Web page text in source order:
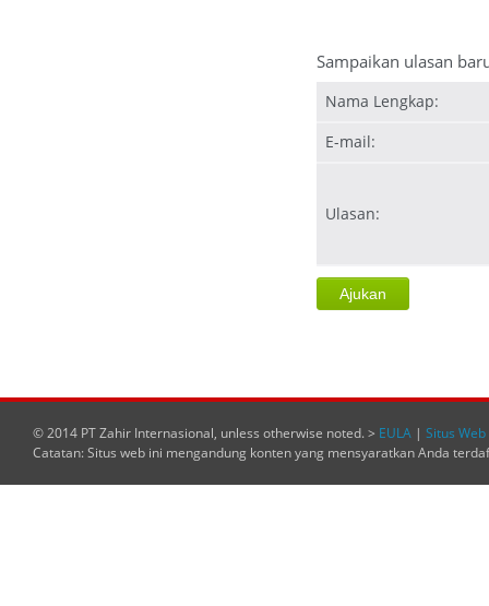
Sampaikan ulasan
Nama Lengkap:
E-mail:
Ulasan:
© 2014 PT Zahir Internasional, unless otherwise noted. > EULA | Situs
Catatan: Situs web ini mengandung konten yang mensyaratkan Anda